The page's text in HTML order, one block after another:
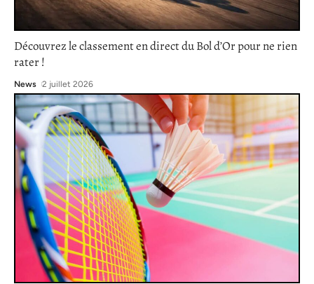
Découvrez le classement en direct du Bol d’Or pour ne rien
rater !
News 2 juillet 2026